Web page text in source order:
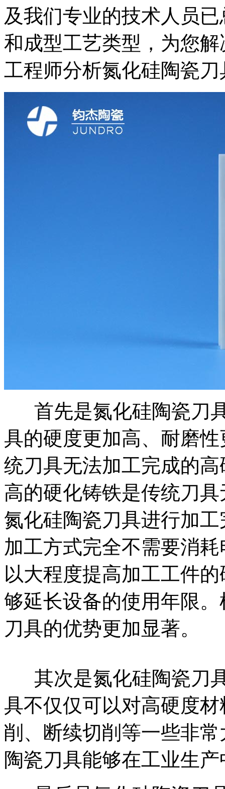
及我们专业的技术人员
和成型工艺类型，为您
工程师分析氮化硅陶瓷
首先是氮化硅陶瓷刀
具的硬度更加高、耐磨
统刀具无法加工完成的
高的硬化铸铁是传统刀
氮化硅陶瓷刀具进行加
加工方式完全不需要消
以大程度提高加工工件
够延长设备的使用年限
刀具的优势更加显著。
其次是氮化硅陶瓷刀
具不仅仅可以对高硬度
削、断续切削等一些非
陶瓷刀具能够在工业生